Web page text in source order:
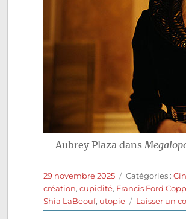
Aubrey Plaza dans
Publié
le
29 novembre 2025 Catégories
Catégories :
création,cupidité, Francis Ford
Shia LaBeouf, utopie Laisser un